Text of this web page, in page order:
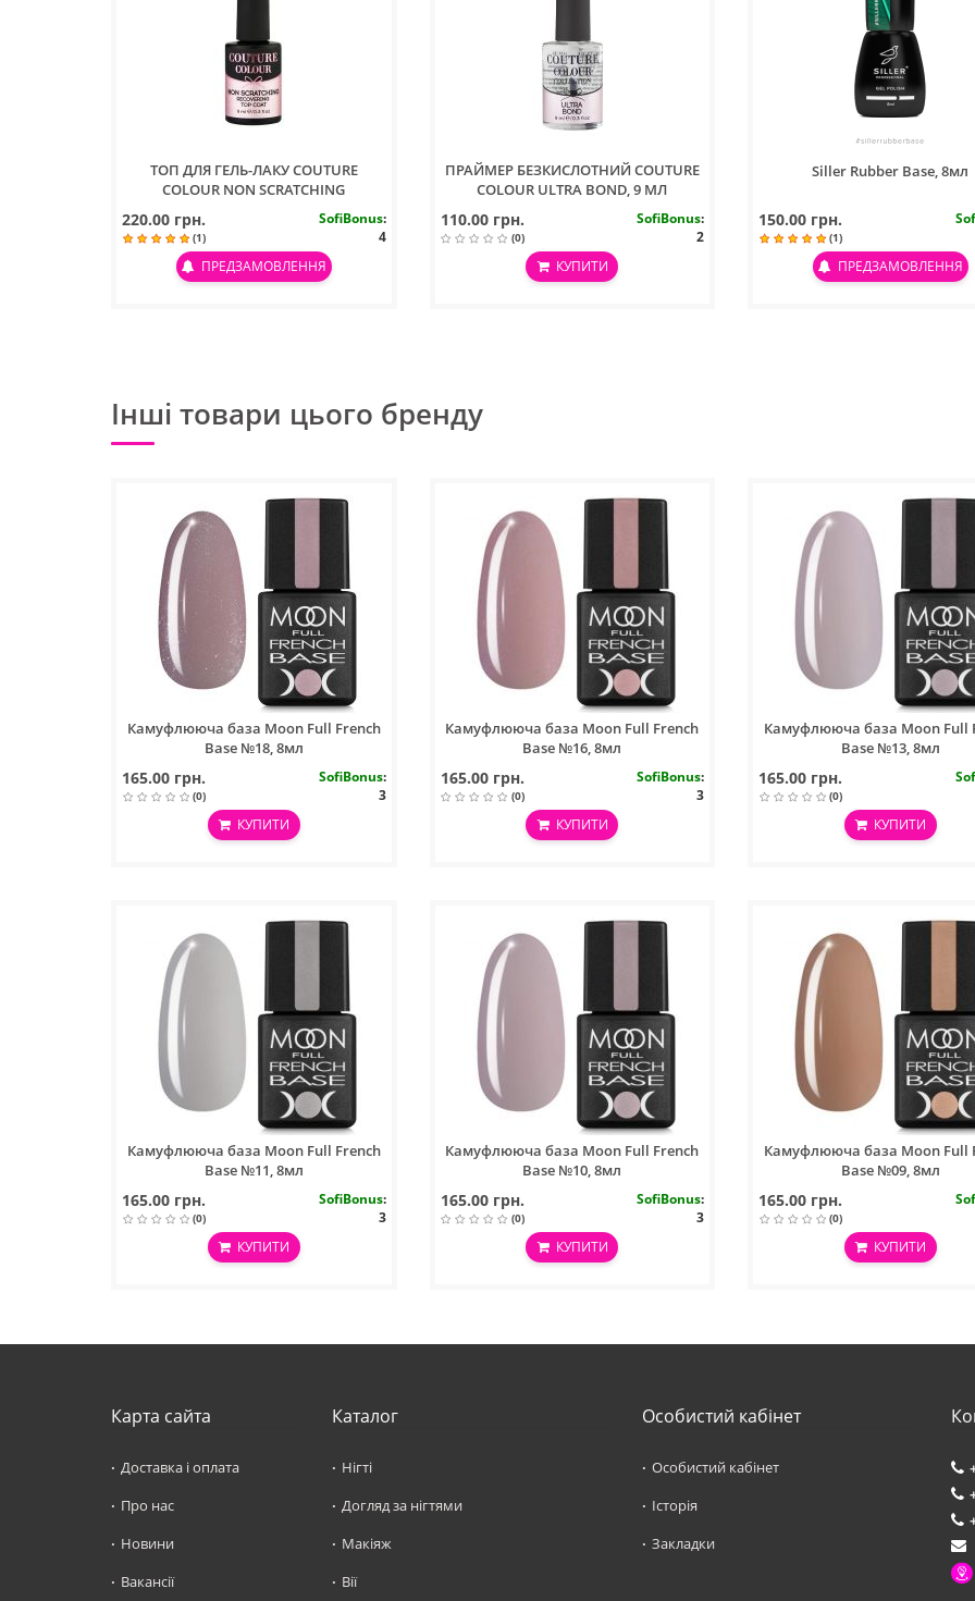
ТОП ДЛЯ ГЕЛЬ-ЛАКУ COUTURE
COLOUR NON SCRATCHING
RECOVERING TOP COAT, 9 МЛ
220.00 грн.
(1)
SofiBonus:
4
ПРЕДЗАМОВЛЕННЯ
ПРАЙМЕР БЕЗКИСЛОТНИЙ COUTURE
COLOUR ULTRA BOND, 9 МЛ
110.00 грн.
(0)
SofiBonus:
2
КУПИТИ
Siller Rubber Base, 8мл
150.00 грн.
(1)
ПРЕДЗАМОВЛЕННЯ
Інші товари цього бренду
Камуфлююча база Moon Full French
Base №18, 8мл
165.00 грн.
(0)
SofiBonus:
3
КУПИТИ
Камуфлююча база Moon Full French
Base №16, 8мл
165.00 грн.
(0)
SofiBonus:
3
КУПИТИ
Камуфлююча база Moon Full
Base №13, 8мл
165.00 грн.
(0)
КУПИТИ
Камуфлююча база Moon Full French
Base №11, 8мл
165.00 грн.
(0)
SofiBonus:
3
КУПИТИ
Камуфлююча база Moon Full French
Base №10, 8мл
165.00 грн.
(0)
SofiBonus:
3
КУПИТИ
Камуфлююча база Moon Full
Base №09, 8мл
165.00 грн.
(0)
КУПИТИ
Карта сайта
Доставка і оплата
Про нас
Новини
Вакансії
Каталог
Нігті
Догляд за нігтями
Макіяж
Вії
Особистий кабінет
Особистий кабінет
Історія
Закладки